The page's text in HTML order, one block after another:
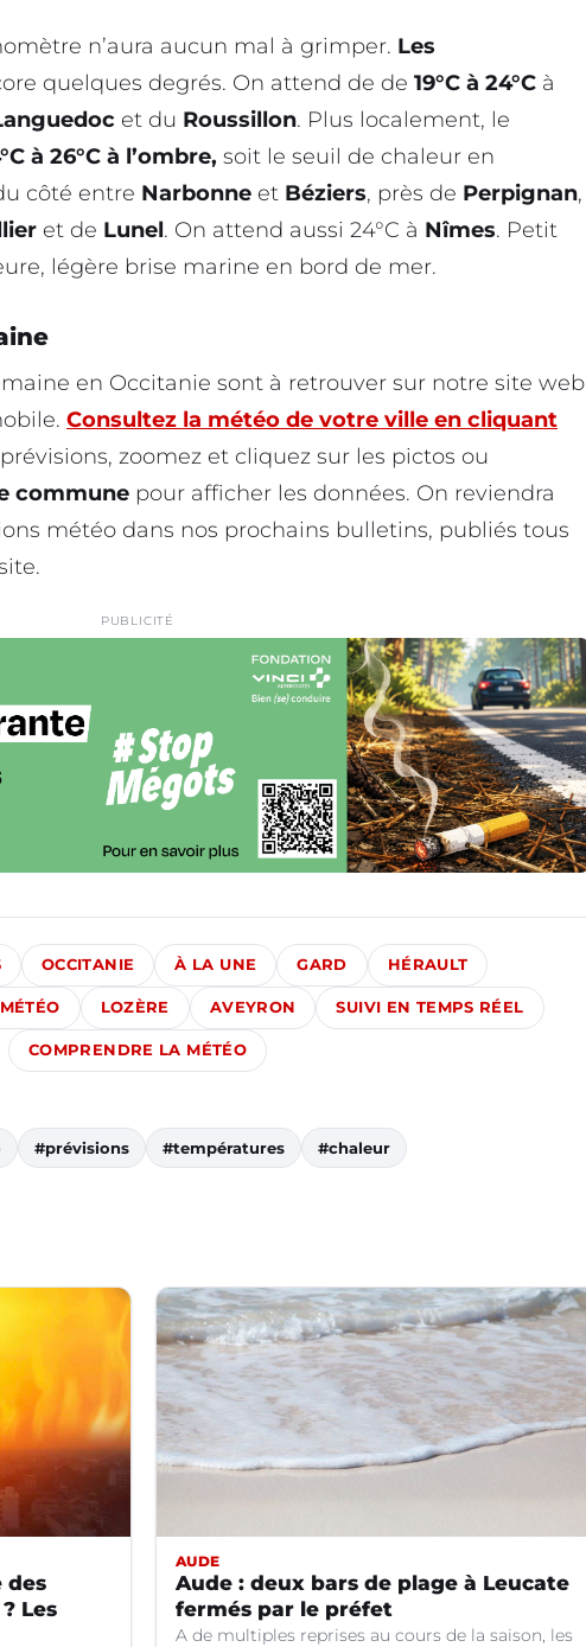
n’aura aucun mal à grimper. Les
quelques degrés. On attend de de 19°C à 24°C à
et du Roussillon. Plus localement, le
à 26°C à l’ombre, soit le seuil de chaleur en
côté entre Narbonne et Béziers, près de Perpignan,
et de Lunel. On attend aussi 24°C à Nîmes. Petit
légère brise marine en bord de mer.
en Occitanie sont à retrouver sur notre site web
Consultez la météo de votre ville en cliquant
zoomez et cliquez sur les pictos ou
commune pour afficher les données. On reviendra
météo dans nos prochains bulletins, publiés tous
PUBLICITÉ
OCCITANIE À LA UNE GARD HÉRAULT
MÉTÉO LOZÈRE AVEYRON SUIVI EN TEMPS RÉEL
COMPRENDRE LA MÉTÉO
#prévisions #températures #chaleur
des
Les
AUDE
Aude : deux bars de plage à Leucate
fermés par le préfet
A de multiples reprises au cours de la saison, les